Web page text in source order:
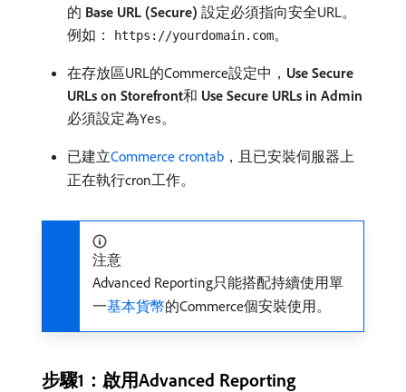
的​ Base URL (Secure) ​設定必須指向安全URL。
例如：
https://yourdomain.com。
在存放區URL的Commerce設定中， Use Secure
URLs on Storefront​和​ Use Secure URLs in Admin
​必須設定為Yes。
已建立Commerce crontab ，且已安裝伺服器上
正在執行cron工作。
注意
Advanced Reporting只能搭配持續使用單
一基本貨幣的Commerce個安裝使用。
步驟1：啟用Advanced Reporting